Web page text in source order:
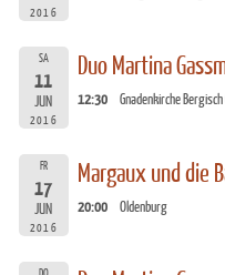
2016
SA
11
JUN
2016
Duo Martina
12:30 Gnadenkirche Bergisch
FR
17
JUN
2016
Margaux und die
20:00 Oldenburg